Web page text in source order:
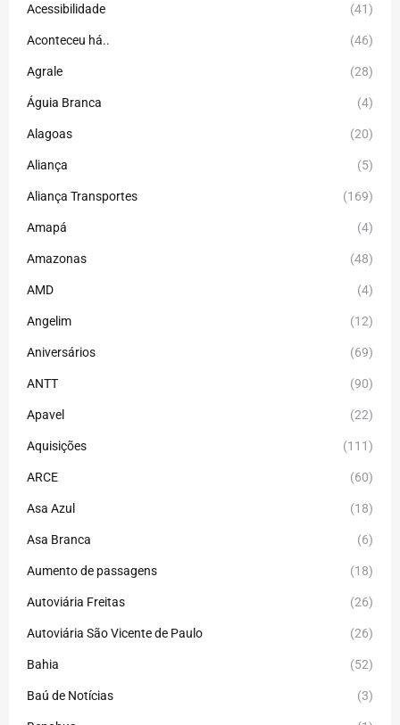
Acessibilidade (41)
Aconteceu há.. (46)
Agrale (28)
Águia Branca (4)
Alagoas (20)
Aliança (5)
Aliança Transportes (169)
Amapá (4)
Amazonas (48)
AMD (4)
Angelim (12)
Aniversários (69)
ANTT (90)
Apavel (22)
Aquisições (111)
ARCE (60)
Asa Azul (18)
Asa Branca (6)
Aumento de passagens (18)
Autoviária Freitas (26)
Autoviária São Vicente de Paulo (26)
Bahia (52)
Baú de Notícias (3)